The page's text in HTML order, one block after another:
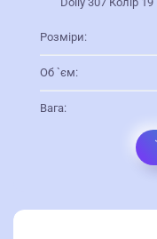
Розміри:
Об `єм:
Вага: